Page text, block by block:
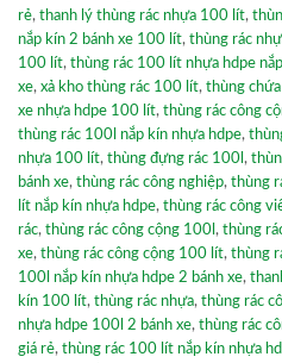
rẻ, thanh lý thùng rác nhựa 100 lít,
nắp kín 2 bánh xe 100 lít, thùng rác
100 lít, thùng rác 100 lít nhựa hdpe
xe, xả kho thùng rác 100 lít, thùng
xe nhựa hdpe 100 lít, thùng rác công
thùng rác 100l nắp kín nhựa hdpe,
nhựa 100 lít, thùng đựng rác 100l ,
bánh xe, thùng rác công nghiệp, thùng
lít nắp kín nhựa hdpe, thùng rác công
rác, thùng rác công cộng 100l , thùng
xe, thùng rác công cộng 100 lít, thùng
100l nắp kín nhựa hdpe 2 bánh xe,
kín 100 lít, thùng rác nhựa, thùng rác
nhựa hdpe 100l 2 bánh xe, thùng rác
giá rẻ, thùng rác 100 lít nắp kín nhựa